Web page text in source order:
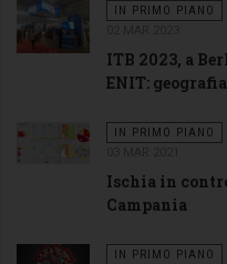
IN PRIMO PIANO
ITB 2023, a
ENIT:
IN PRIMO PIANO
Ischia in
Campania
IN PRIMO PIANO